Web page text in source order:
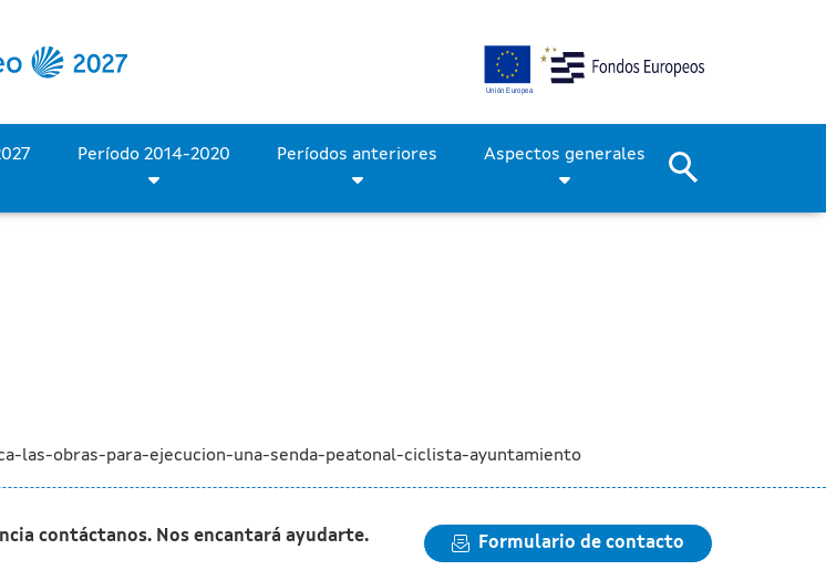
de una senda peatonal y
las-obras-para-ejecucion-una-senda-peatonal-ciclista-ayuntamiento
contáctanos. Nos encantará ayudarte. Formulario de contacto